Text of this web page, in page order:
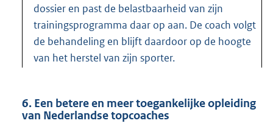
dossier en past de belastbaarheid van zijn
trainingsprogramma daar op aan. De coach volgt
de behandeling en blijft daardoor op de hoogte
van het herstel van zijn sporter.
6. Een betere en meer toegankelijke opleiding
van Nederlandse topcoaches